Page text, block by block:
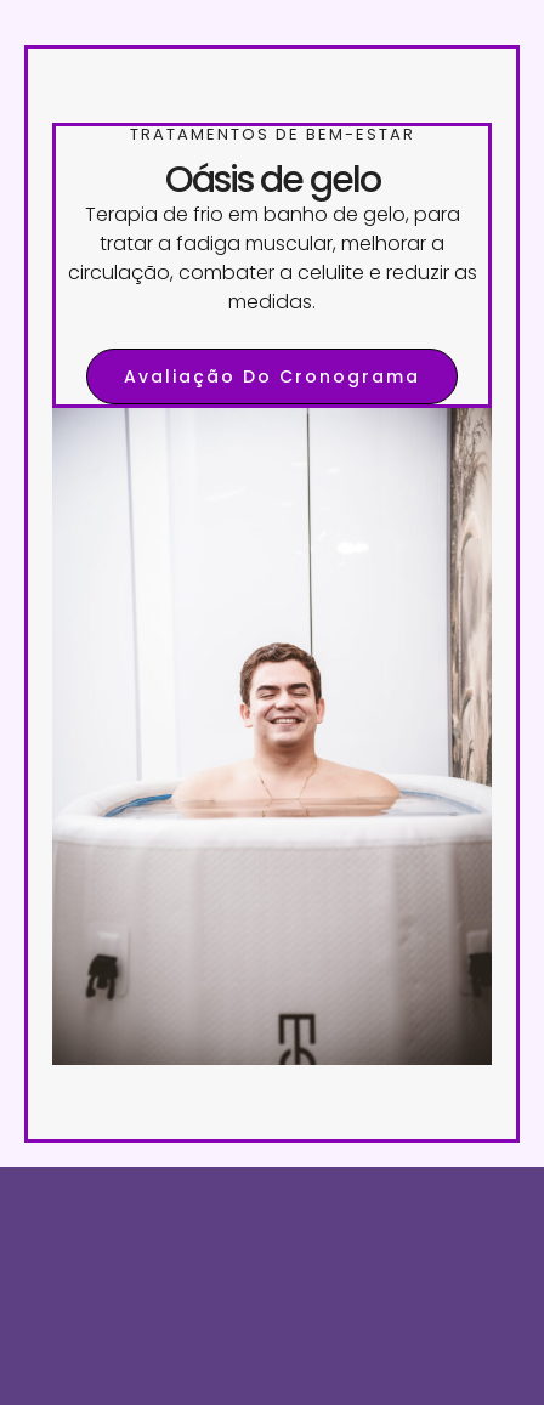
TRATAMENTOS DE BEM-ESTAR
Oásis de gelo
Terapia de frio em banho de gelo, para
tratar a fadiga muscular, melhorar a
circulação, combater a celulite e reduzir as
medidas.
Avaliação Do Cronograma